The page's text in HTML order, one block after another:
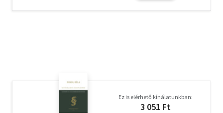
Ez is elérhető kínálatunkban:
3 051 Ft